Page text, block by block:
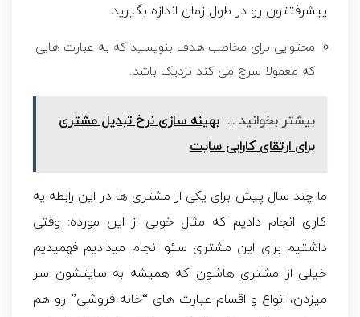
پیشرفتتون رو در طول زمان اندازه بگیرید.
محتوایی برای مخاطب هدف بنویسید که به عبارت هایی
که معمولا سرچ می کند نزدیک باشد.
بیشتر بخوانید ... بهینه سازی نرخ تبدیل مشتری
برای ارتقای کارایی سایت
ما چند سال پیش برای یکی از مشتری ها در این رابطه یه
کاری انجام دادیم که مثال خوبی از این مورده: وقتی
داشتیم برای این مشتری سئو انجام میدادیم فهمیدیم
خیلی از مشتری هاشون که همیشه به سایتشون سر
میزدن، انواع و اقسام عبارت های “خانه فروشی” رو هم